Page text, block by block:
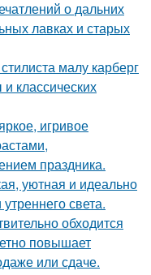
о дальних
лавках и старых
малу карберг
классических
игривое
праздника.
уютная и идеально
света.
обходится
повышает
или сдаче.